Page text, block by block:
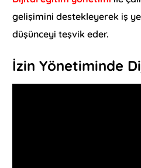
gelişimini destekleyerek iş
düşünceyi teşvik eder.
İzin Yönetiminde